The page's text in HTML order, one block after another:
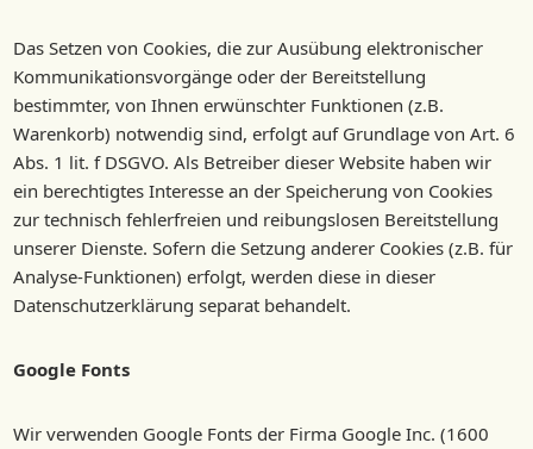
Das Setzen von Cookies, die zur Ausübung elektronischer
Kommunikationsvorgänge oder der Bereitstellung
bestimmter, von Ihnen erwünschter Funktionen (z.B.
Warenkorb) notwendig sind, erfolgt auf Grundlage von Art. 6
Abs. 1 lit. f DSGVO. Als Betreiber dieser Website haben wir
ein berechtigtes Interesse an der Speicherung von Cookies
zur technisch fehlerfreien und reibungslosen Bereitstellung
unserer Dienste. Sofern die Setzung anderer Cookies (z.B. für
Analyse-Funktionen) erfolgt, werden diese in dieser
Datenschutzerklärung separat behandelt.
Google Fonts
Wir verwenden Google Fonts der Firma Google Inc. (1600